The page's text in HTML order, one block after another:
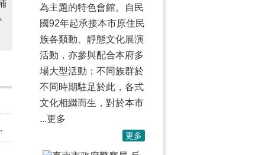
為主題的特色會館。自民
國92年起承接本市原住民
族各類動、靜態文化展演
活動，亦參與配合本府多
場大型活動；不同族群於
不同時期駐足於此，各式
文化相繼而生，對於本市
...更多
更多